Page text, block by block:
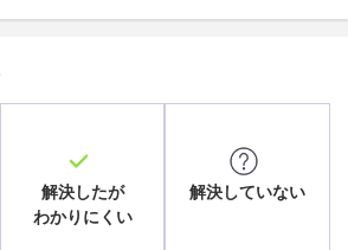
解決したが
わかりにくい
解決していない